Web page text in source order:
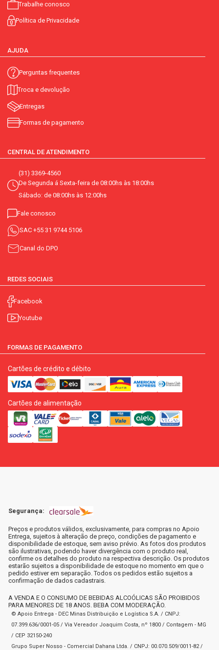
Trabalhe conosco
Política de Privacidade
AJUDA
Perguntas frequentes
Troca e devolução
Entregas
Formas de pagamento
CENTRAL DE ATENDIMENTO
(31) 3369-4560
De Segunda á Sexta-feira de 08:00hs às 18:00hs
Sábado: de 08:00hs às 12:00hs
Fale conosco
SAC +55 31 9744 5106
Canal do DPO
REDES SOCIAIS
Facebook
Youtube
FORMAS DE PAGAMENTO
Cartões de crédito e débito
Cartões de alimentação
Segurança:
Preços e produtos válidos, exclusivamente, para compras no Apoio
Entrega, sujeitos à alteração de preço, condições de pagamento e
disponibilidade de estoque, sem aviso prévio. As fotos dos produtos
são ilustrativas, podendo haver divergência com o produto real,
confirme os detalhes do produto na respectiva descrição. Os produtos
estarão sujeitos a disponibilidade de estoque no momento em que o
pedido estiver em separação. Todos os pedidos estão sujeitos a
confirmação de dados cadastrais.
A VENDA E O CONSUMO DE BEBIDAS ALCOÓLICAS SÃO PROIBIDOS
PARA MENORES DE 18 ANOS. BEBA COM MODERAÇÃO.
© Apoio Entrega - DEC Minas Distribuição e Logística S.A. / CNPJ:
07.399.636/0001-05 / Via Vereador Joaquim Costa, nº 1800 / Contagem - MG
/ CEP 32150-240
Grupo Super Nosso - Comercial Dahana Ltda. / CNPJ: 00.070.509/0011-82 /